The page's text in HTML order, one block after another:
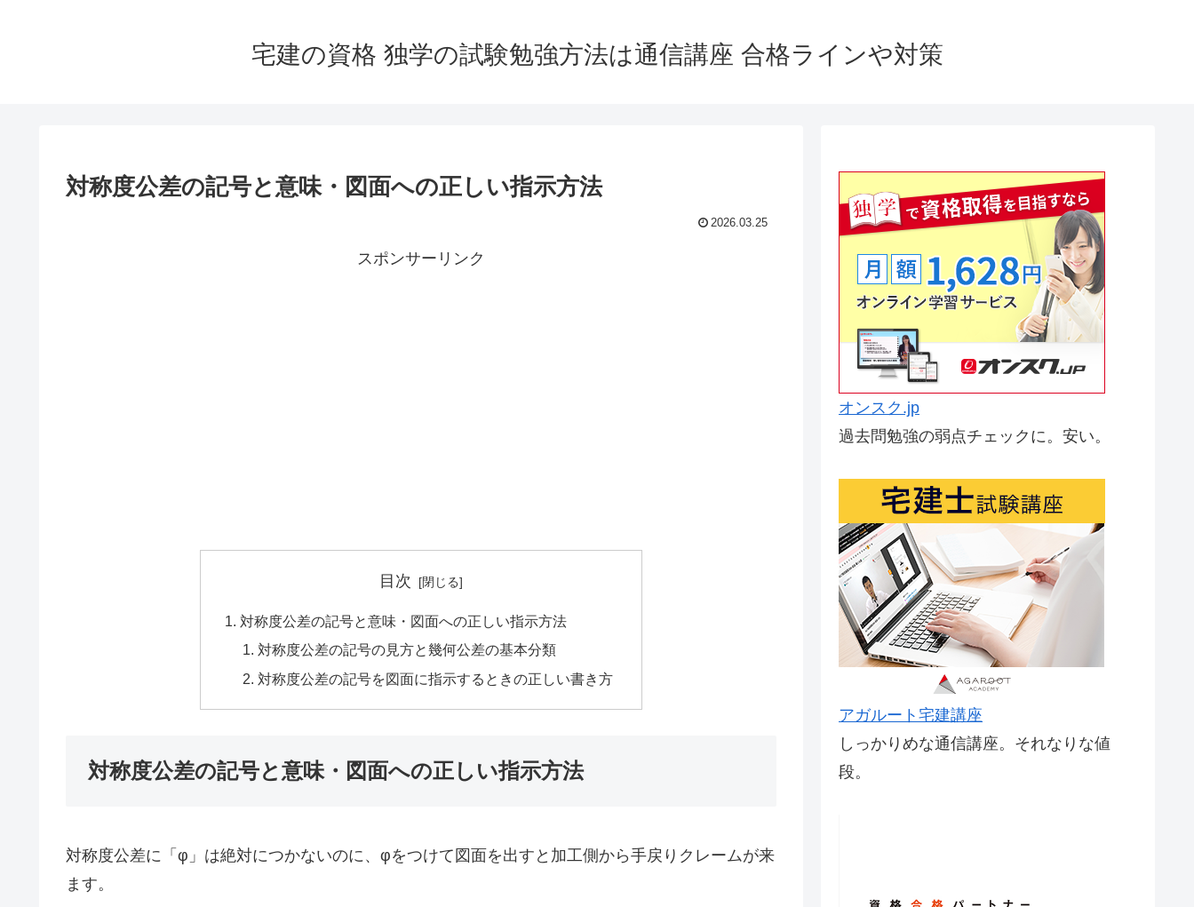
宅建の資格 独学の試験勉強方法は通信講座 合格ラインや対策
対称度公差の記号と意味・図面への正しい指示方法
2026.03.25
スポンサーリンク
目次
対称度公差の記号と意味・図面への正しい指示方法
対称度公差の記号の見方と幾何公差の基本分類
対称度公差の記号を図面に指示するときの正しい書き方
対称度公差の記号と意味・図面への正しい指示方法
対称度公差に「φ」は絶対につかないのに、φをつけて図面を出すと加工側から手戻りクレームが来
ます。
オンスク.jp
過去問勉強の弱点チェックに。安い。
アガルート宅建講座
しっかりめな通信講座。それなりな値
段。